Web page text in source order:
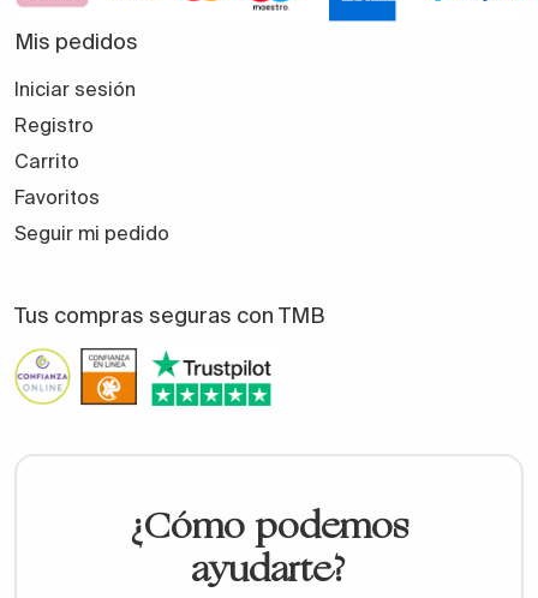
Mis pedidos
Iniciar sesión
Registro
Carrito
Favoritos
Seguir mi pedido
Tus compras seguras con TMB
¿Cómo podemos
ayudarte?